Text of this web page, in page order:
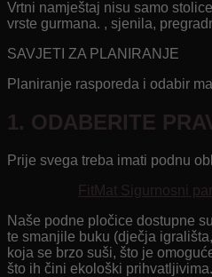
Vrtni namještaj nisu samo
vrste gurmana. , sjenila,
SAVJETI ZA PLANIRANJE
Planiranje rasporeda i odabir
1. ODABERITE
Prije svega treba imati podnu
FitMat Sigurnosni
Naše podne pločice dostupne
te smanjile buku (dječja
koja se brzo suši, što je
što ih čini ekološki prihvatljivima.